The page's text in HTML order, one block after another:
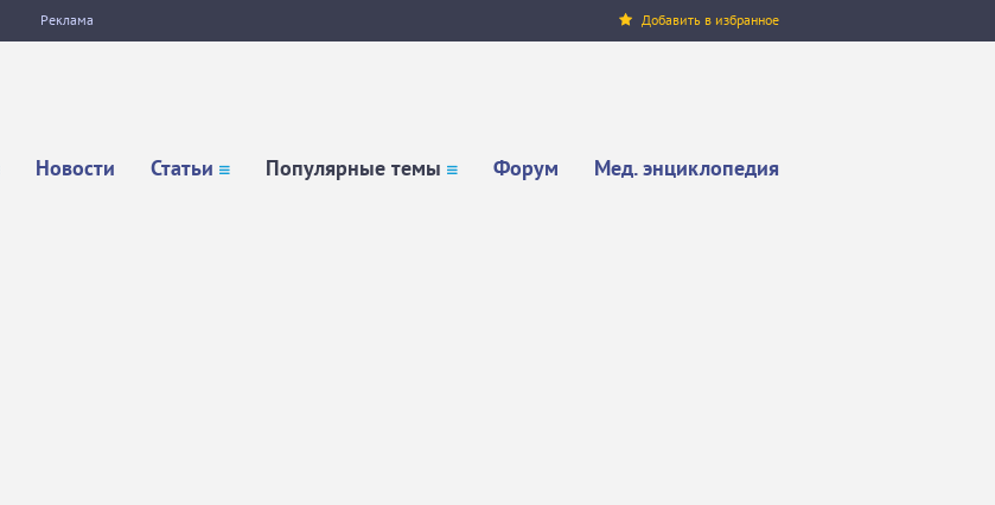
Реклама Добавить в избранное
Новости Статьи Популярные темы Форум Мед. энциклопедия